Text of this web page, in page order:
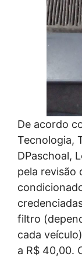
De acordo
Tecnologia,
DPaschoal,
pela revisão
filtro
cada
a R$ 40,00.